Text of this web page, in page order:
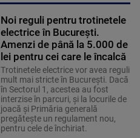
Noi reguli pentru trotinetele
electrice în București.
Amenzi de până la 5.000 de
lei pentru cei care le încalcă
Trotinetele electrice vor avea reguli
mult mai stricte în București. Dacă
în Sectorul 1, acestea au fost
interzise în parcuri, și la locurile de
joacă și Primăria generală
pregătește un regulament nou,
pentru cele de închiriat.